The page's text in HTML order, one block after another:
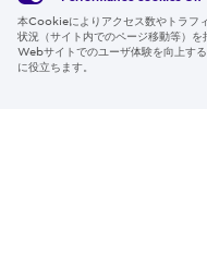
Privacy
Policy
利
約
本Cookieによりアクセス数やトラフ
状況（サイト内でのページ移動等）
Webサイトでのユーザ体験を向上す
に役立ちます。